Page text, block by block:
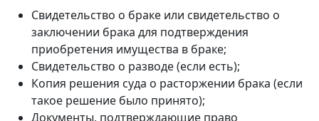
Свидетельство о браке или свидетельство о
заключении брака для подтверждения
приобретения имущества в браке;
Свидетельство о разводе (если есть);
Копия решения суда о расторжении брака (если
такое решение было принято);
Документы, подтверждающие право